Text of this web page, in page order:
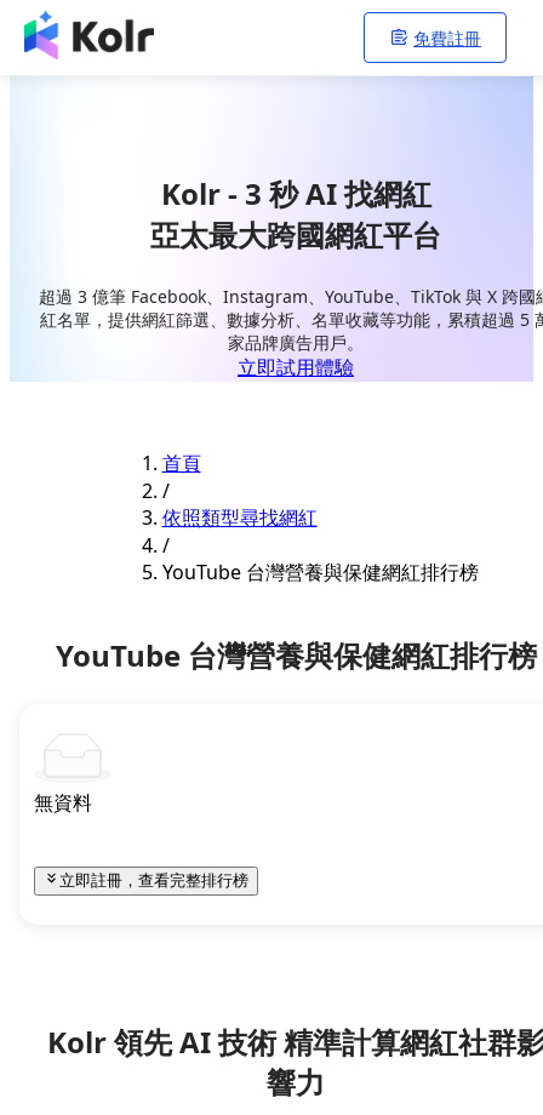
免費註冊
Kolr - 3 秒 AI 找網紅
亞太最大跨國網紅平台
超過 3 億筆 Facebook、Instagram、YouTube、TikTok 與 X 跨國
紅名單，提供網紅篩選、數據分析、名單收藏等功能，累積超過 5
家品牌廣告用戶。
立即試用體驗
首頁
/
依照類型尋找網紅
/
YouTube 台灣營養與保健網紅排行榜
YouTube 台灣營養與保健網紅排行榜
無資料
立即註冊，查看完整排行榜
Kolr 領先 AI 技術 精準計算網紅社群
響力